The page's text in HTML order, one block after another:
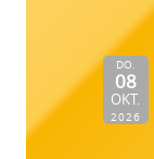
DO.
08
OKT.
2026